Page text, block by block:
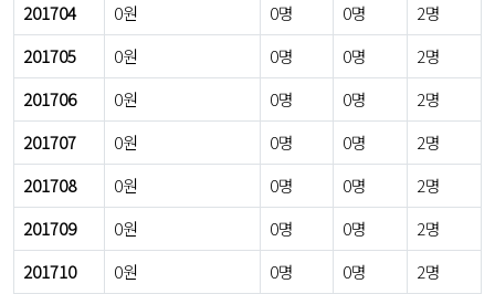
201704
0원 0명 0명
2명
201705
0원 0명 0명
2명
201706
0원 0명 0명
2명
201707
0원 0명 0명
2명
201708
0원 0명 0명
2명
201709
0원 0명 0명
2명
201710
0원 0명 0명
2명